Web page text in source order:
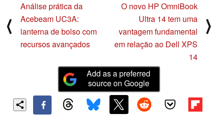
⟨
Análise prática da
Acebeam UC3A:
lanterna de bolso com
recursos avançados
O novo HP OmniBook
Ultra 14 tem uma
vantagem fundamental
em relação ao Dell XPS
14
⟩
Add as a preferred
source on Google